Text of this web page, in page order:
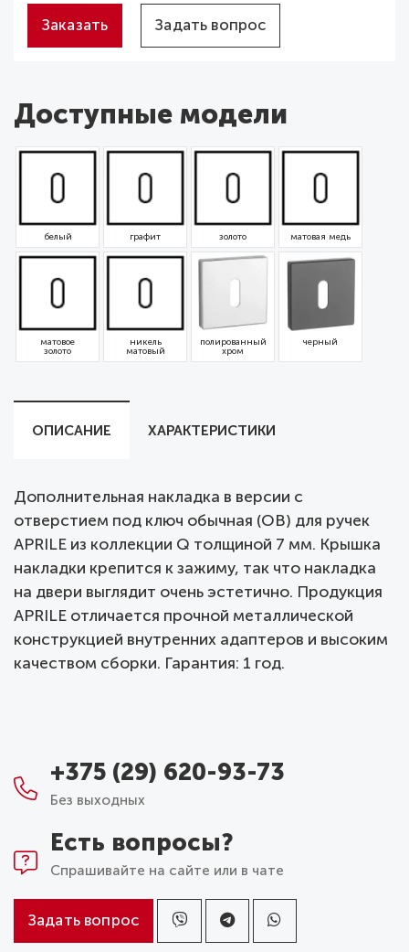
Заказать Задать вопрос
Доступные модели
белый графит золото матовая медь
матовое
золото
никель
матовый
полированный
хром
черный
ОПИСАНИЕ ХАРАКТЕРИСТИКИ
Дополнительная накладка в версии с
отверстием под ключ обычная (OB) для ручек
APRILE из коллекции Q толщиной 7 мм. Крышка
накладки крепится к зажиму, так что накладка
на двери выглядит очень эстетично. Продукция
APRILE отличается прочной металлической
конструкцией внутренних адаптеров и высоким
качеством сборки. Гарантия: 1 год.
+375 (29) 620-93-73
Без выходных
Есть вопросы?
Спрашивайте на сайте или в чате
Задать вопрос